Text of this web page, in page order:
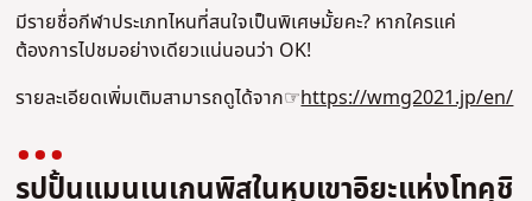
มีรายชื่อกีฬาประเภทไหนที่สนใจเป็นพิเศษมั้ยคะ? หากใครแค่
ต้องการไปชมอย่างเดียวแน่นอนว่า OK!
รายละเอียดเพิ่มเติมสามารถดูได้จาก☞https://wmg2021.jp/en/
รูปปั้นแมนเนเกนพิสในหุบเขาอิยะแห่งโทคุชิ